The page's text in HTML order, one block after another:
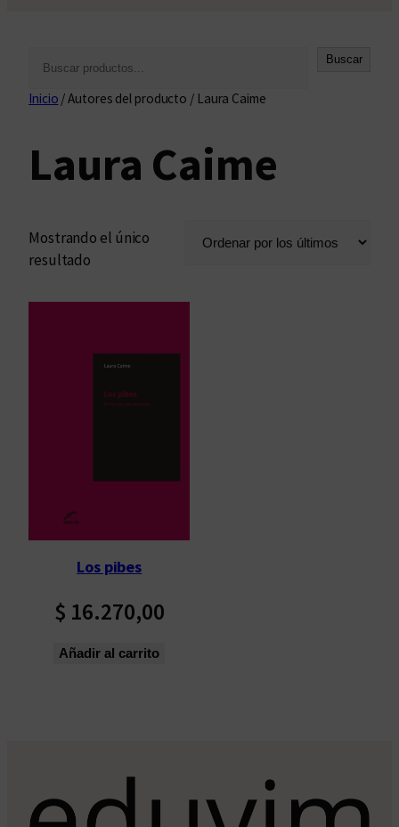
s
a
Buscar
Inicio / Autores del producto / Laura Caime
Laura Caime
Mostrando el único
resultado
Los pibes
$ 16.270,00
Añadir al carrito